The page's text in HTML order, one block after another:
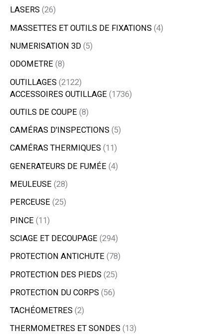
LASERS 26
MASSETTES ET OUTILS DE FIXATIONS 4
NUMERISATION 3D 5
ODOMETRE 8
OUTILLAGES 2122
ACCESSOIRES OUTILLAGE 1736
OUTILS DE COUPE 8
CAMÉRAS D'INSPECTIONS 5
CAMÉRAS THERMIQUES 11
GENERATEURS DE FUMÉE 4
MEULEUSE 28
PERCEUSE 25
PINCE 11
SCIAGE ET DECOUPAGE 294
PROTECTION ANTICHUTE 78
PROTECTION DES PIEDS 25
PROTECTION DU CORPS 56
TACHÉOMETRES 2
THERMOMETRES ET SONDES 13